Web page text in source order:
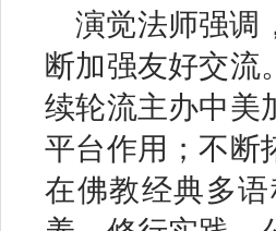
演觉法师强调
断加强友好交流
续轮流主办中美
平台作用；不断
在佛教经典多